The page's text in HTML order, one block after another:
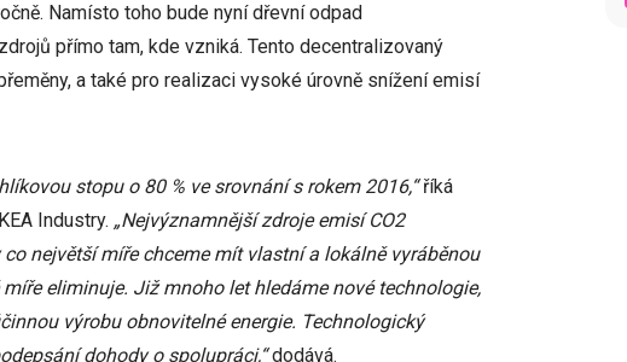
Namísto toho bude nyní dřevní odpad
přímo tam, kde vzniká. Tento decentralizovaný
a také pro realizaci vysoké úrovně snížení emisí
stopu o 80 % ve srovnání s rokem 2016,“říká
Industry. „Nejvýznamnější zdroje emisí CO2
největší míře chceme mít vlastní a lokálně vyráběnou
eliminuje. Již mnoho let hledáme nové technologie,
výrobu obnovitelné energie. Technologický
dohody o spolupráci,“dodává.